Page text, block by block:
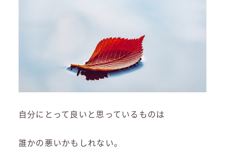
自分にとって良いと思っているものは
誰かの悪いかもしれない。